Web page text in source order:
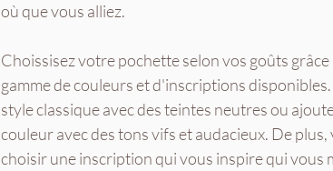
où que vous alliez.
Choissisez votre pochette selon vos goûts
gamme de couleurs et d'inscriptions
style classique avec des teintes neutres ou
couleur avec des tons vifs et audacieux. De
choisir une inscription qui vous inspire qui vous